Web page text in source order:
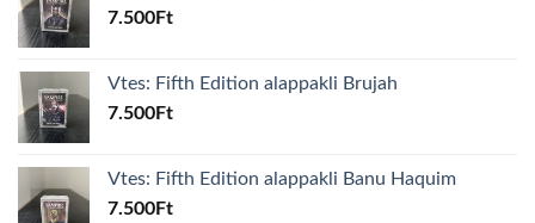
7.500Ft
Vtes: Fifth Edition alappakli Brujah
7.500Ft
Vtes: Fifth Edition alappakli Banu Haquim
7.500Ft